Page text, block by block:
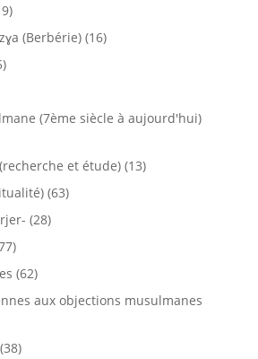
(Berbérie)(16)
(7ème siècle à aujourd'hui)
et étude)(13)
(63)
(28)
(62)
aux objections musulmanes